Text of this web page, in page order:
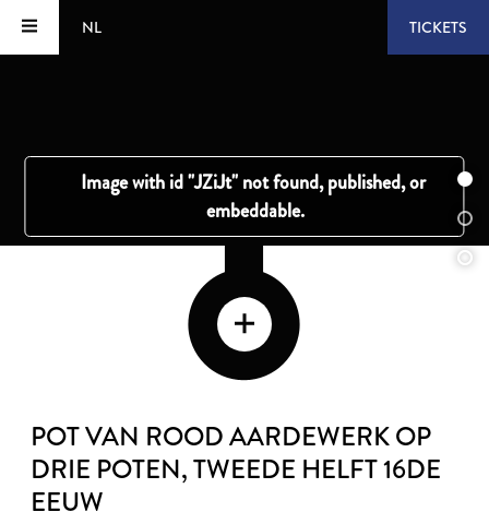
NL TICKETS
POT VAN ROOD AARDEWERK OP
DRIE POTEN, TWEEDE HELFT 16DE
EEUW